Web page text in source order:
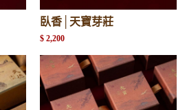
臥香│天寶芽莊
$ 2,200